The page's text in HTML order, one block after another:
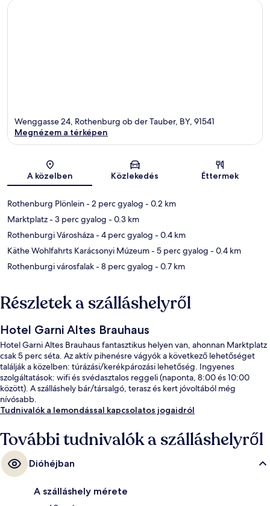
Térkép
Wenggasse 24, Rothenburg ob der Tauber, BY, 91541
Megnézem a térképen
A közelben Közlekedés Éttermek
Rothenburg Plönlein- 2 perc gyalog - 0.2 km
Marktplatz- 3 perc gyalog - 0.3 km
Rothenburgi Városháza- 4 perc gyalog - 0.4 km
Käthe Wohlfahrts Karácsonyi Múzeum- 5 perc gyalog - 0.4 km
Rothenburgi városfalak- 8 perc gyalog - 0.7 km
Részletek a szálláshelyről
Hotel Garni Altes Brauhaus
Hotel Garni Altes Brauhaus fantasztikus helyen van, ahonnan Marktplatz
csak 5 perc séta. Az aktív pihenésre vágyók a következő lehetőséget
találják a közelben: túrázási/kerékpározási lehetőség. Ingyenes
szolgáltatások: wifi és svédasztalos reggeli (naponta, 8:00 és 10:00
között). A szálláshely bár/társalgó, terasz és kert jóvoltából még
nívósabb.
Tudnivalók a lemondással kapcsolatos jogaidról
További tudnivalók a szálláshelyről
Dióhéjban
A szálláshely mérete